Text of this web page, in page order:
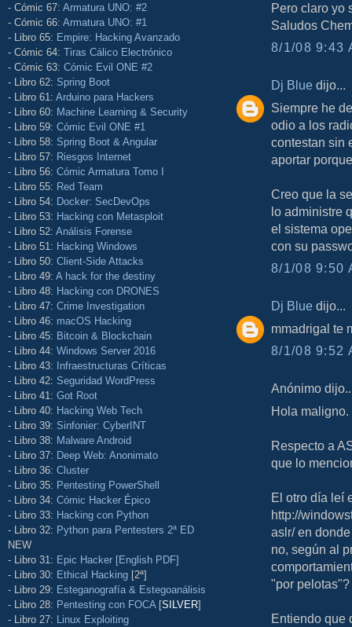
- Cómic 67: Armatura UNO: #2
- Cómic 66: Armatura UNO: #1
- Libro 65: Empire: Hacking Avanzado
- Cómic 64: Tiras Cálico Electrónico
- Cómic 63: Cómic Evil ONE #2
- Libro 62: Spring Boot
- Libro 61: Arduino para Hackers
- Libro 60: Machine Learning & Security
- Libro 59: Cómic Evil ONE #1
- Libro 58: Spring Boot & Angular
- Libro 57: Riesgos Internet
- Libro 56: Cómic Armatura Tomo I
- Libro 55: Red Team
- Libro 54: Docker: SecDevOps
- Libro 53: Hacking con Metasploit
- Libro 52: Análisis Forense
- Libro 51: Hacking Windows
- Libro 50: Client-Side Attacks
- Libro 49: A hack for the destiny
- Libro 48: Hacking con DRONES
- Libro 47: Crime Investigation
- Libro 46: macOS Hacking
- Libro 45: Bitcoin & Blockchain
- Libro 44: Windows Server 2016
- Libro 43: Infraestructuras Críticas
- Libro 42: Seguridad WordPress
- Libro 41: Got Root
- Libro 40: Hacking Web Tech
- Libro 39: Sinfonier: CyberINT
- Libro 38: Malware Android
- Libro 37: Deep Web: Anonimato
- Libro 36: Cluster
- Libro 35: Pentesting PowerShell
- Libro 34: Cómic Hacker Épico
- Libro 33: Hacking con Python
- Libro 32: Python para Pentesters 2ª ED
NEW
- Libro 31: Epic Hacker [English PDF]
- Libro 30: Ethical Hacking [2ª]
- Libro 29: Esteganografía & Estegoanálisis
- Libro 28: Pentesting con FOCA [SILVER]
- Libro 27: Linux Exploiting
Pero claro yo
Saludos
8/1/08 9:43
Dj Blue dijo...
Siempre he
odio a los
contestan sin
aportar
Creo que la
lo administre
el sistema
con su
8/1/08 9:50
Dj Blue dijo...
mmadrigal te
8/1/08 9:52
Anónimo
Hola maligno.
Respecto a
que lo
El otro día leí
http://
aslr/ en
no, según al
"por pelotas"?
Entiendo que